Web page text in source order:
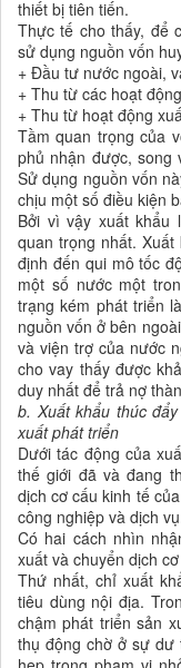
thiết bị tiên tiến.
Thực tế cho thấy, để
sử dụng nguồn vốn
+ Đầu tư nước ngoài,
+ Thu từ các hoạt
+ Thu từ hoạt động
Tầm quan trọng của
phủ nhận được, song
Sử dụng nguồn vốn
chịu một số điều kiện
Bởi vì vậy xuất khẩu
quan trọng nhất.
định đến qui mô tốc
một số nước một
trạng kém phát triển
nguồn vốn ở bên
và viện trợ của nước
cho vay thấy được
duy nhất để trả nợ
b. Xuất khẩu thúc
xuất phát triển
Dưới tác động của
thế giới đã và đang
dịch cơ cấu kinh tế
công nghiệp và dịch
Có hai cách nhìn
xuất và chuyển dịch
Thứ nhất, chỉ xuất
tiêu dùng nội địa.
chậm phát triển sản
thụ động chờ ở sự